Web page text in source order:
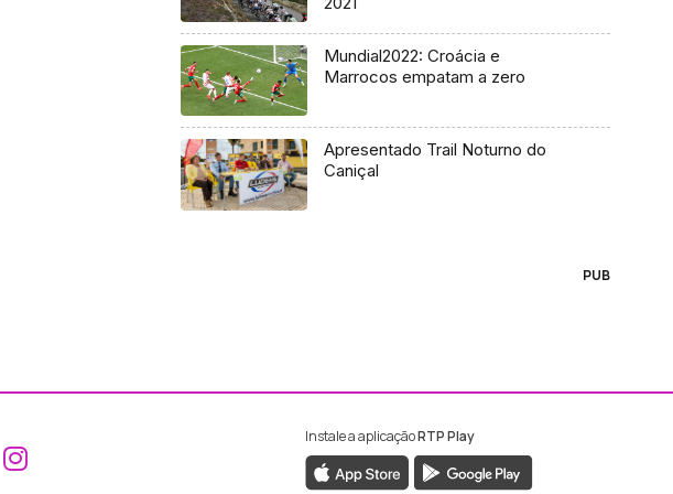
Mundial2022: Croácia e
Marrocos empatam a zero
Apresentado Trail Noturno do
Caniçal
PUB
Aceder ao Facebook da RTP Madeira
Aceder ao Instagram da RTP Madeira
Instale a aplicaçãoRTP Play